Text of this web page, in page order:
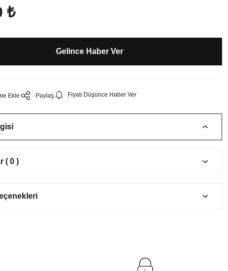
₺
Gelince Haber Ver
Paylaş Fiyatı Düşünce Haber Ver
( 0 )